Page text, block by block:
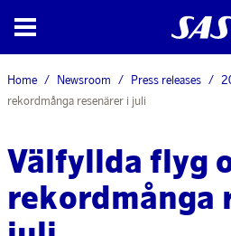
Home Newsroom Press releases
rekordmånga resenärer i juli
Välfyllda flyg
rekordmånga